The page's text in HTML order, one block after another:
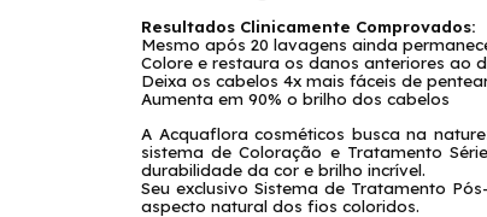
Resultados Clinicamente Comprovados:
Mesmo após 20 lavagens ainda
Colore e restaura os danos anteriores ao
Deixa os cabelos 4x mais fáceis de
Aumenta em 90% o brilho dos cabelos
A Acquaflora cosméticos busca na
sistema de Coloração e Tratamento
durabilidade da cor e brilho incrível.
Seu exclusivo Sistema de Tratamento
aspecto natural dos fios coloridos.